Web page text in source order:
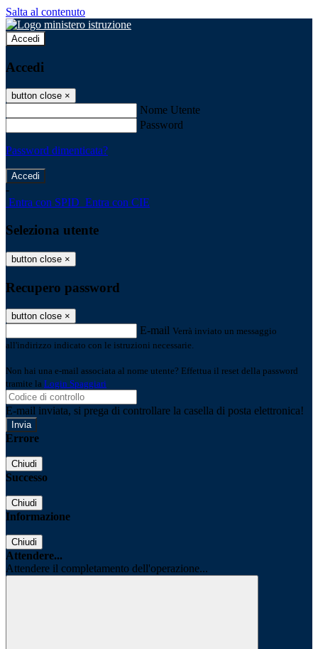
Salta al contenuto
Accedi
Accedi
button close ×
Nome Utente
Password
Password dimenticata?
-
Entra con SPID Entra con CIE
Seleziona utente
button close ×
Recupero password
button close ×
E-mail Verrà inviato un messaggio
all'indirizzo indicato con le istruzioni necessarie.
Non hai una e-mail associata al nome utente? Effettua il reset della password
tramite la Login Spaggiari
E-mail inviata, si prega di controllare la casella di posta elettronica!
Errore
Chiudi
Successo
Chiudi
Informazione
Chiudi
Attendere...
Attendere il completamento dell'operazione...